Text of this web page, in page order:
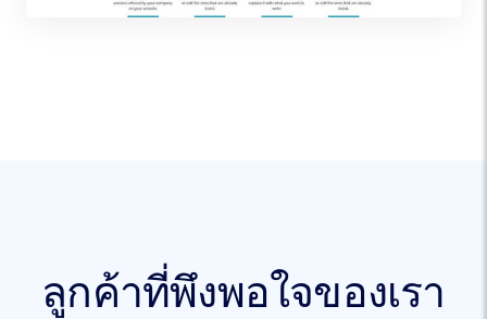
ลูกค้าที่พึงพอใจของเรา